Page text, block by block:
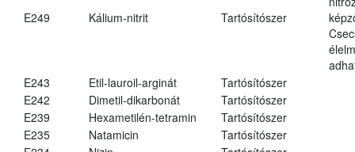
E249 Kálium-nitrit Tartósítószer
E243
Etil-lauroil-arginát
Tartósítószer
E242
Dimetil-dikarbonát
Tartósítószer
E239
Hexametilén-tetramin
Tartósítószer
E235
Natamicin
Tartósítószer